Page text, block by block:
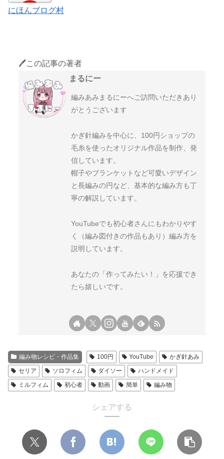
にほんブログ村
🖊️この記事の著者
まるにー
編みあみまるにーへご訪問いただきあり
がとうございます
かぎ針編みを中心に、100円ショップの
毛糸を使ったオリジナル作品を制作、発
信しています。
帽子やブランケットなど可愛いデザイン
と長編みの円など、基本的な編み方も丁
寧の解説しています。
YouTubeでも初心者さんにもわかりやす
く（編み図付きの作品もあり）編み方を
説明しています。
あなたの「作ってみたい！」を応援でき
たら嬉しいです。
編み物レシピ・作品集 100円 YouTube
かぎ針あみ
セリア
ソロフィム ダイソー
ハンドメイド
ミルフィム
初心者 動画 簡単 編み物
シェアする